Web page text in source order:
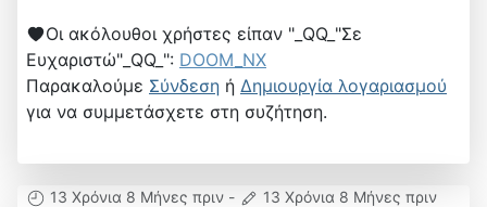
Οι ακόλουθοι χρήστες είπαν "_QQ_"Σε
Ευχαριστώ"_QQ_": DOOM_NX
Παρακαλούμε Σύνδεση ή Δημιουργία λογαριασμού
για να συμμετάσχετε στη συζήτηση.
13 Χρόνια 8 Μήνες πριν -
13 Χρόνια 8 Μήνες πριν